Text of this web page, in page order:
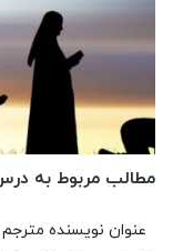
مطالب مربوط به